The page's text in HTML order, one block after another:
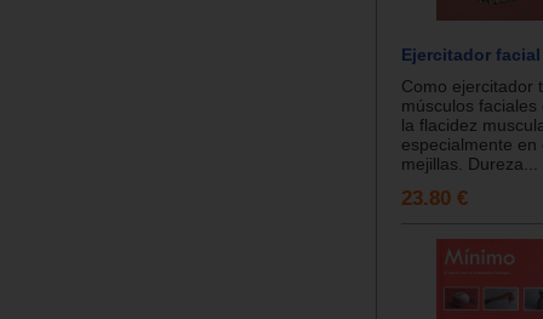
Ejercitador
Como ejercitador
músculos
la flacidez
especialmente
mejillas. Dureza...
23.80 €